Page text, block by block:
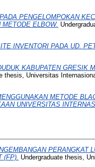
PENGELOMPOKAN
ELBOW.
INVENTORI PADA UD.
KABUPATEN GRESIK
thesis, Universitas
METODE
UNIVERSITAS
PERANGKAT
(FP).
Undergraduate thesis,